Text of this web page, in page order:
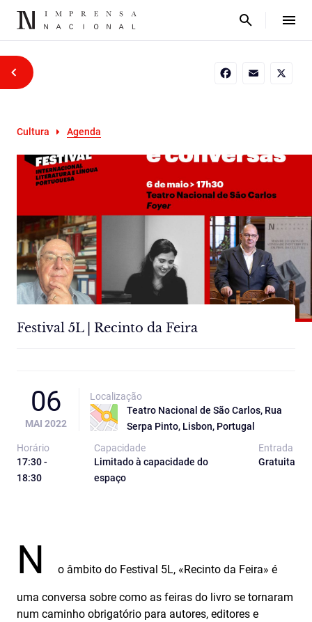
Cultura Agenda
Festival 5L | Recinto da Feira
06
MAI 2022
Localização
Teatro Nacional de São Carlos, Rua
Serpa Pinto, Lisbon, Portugal
Horário
17:30 -
18:30
Capacidade
Limitado à capacidade do
espaço
Entrada
Gratuita
N o âmbito do Festival 5L, «Recinto da Feira» é
uma conversa sobre como as feiras do livro se tornaram
num caminho obrigatório para autores, editores e